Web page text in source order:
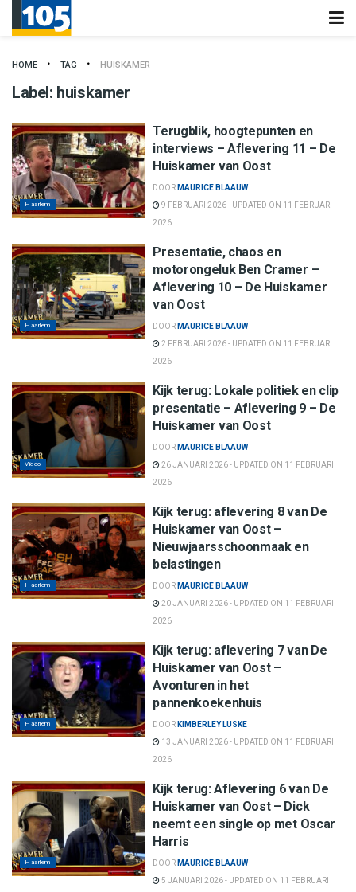
HOME TAG HUISKAMER
Label: huiskamer
Haarlem
Terugblik, hoogtepunten en
interviews – Aflevering 11 – De
Huiskamer van Oost
DOOR MAURICE BLAAUW
9 FEBRUARI 2026 - UPDATED ON 11 FEBRUARI
2026
Haarlem
Presentatie, chaos en
motorongeluk Ben Cramer –
Aflevering 10 – De Huiskamer
van Oost
DOOR MAURICE BLAAUW
2 FEBRUARI 2026 - UPDATED ON 11 FEBRUARI
2026
Video
Kijk terug: Lokale politiek en clip
presentatie – Aflevering 9 – De
Huiskamer van Oost
DOOR MAURICE BLAAUW
26 JANUARI 2026 - UPDATED ON 11 FEBRUARI
2026
Haarlem
Kijk terug: aflevering 8 van De
Huiskamer van Oost –
Nieuwjaarsschoonmaak en
belastingen
DOOR MAURICE BLAAUW
20 JANUARI 2026 - UPDATED ON 11 FEBRUARI
2026
Haarlem
Kijk terug: aflevering 7 van De
Huiskamer van Oost –
Avonturen in het
pannenkoekenhuis
DOOR KIMBERLEY LUSKE
13 JANUARI 2026 - UPDATED ON 11 FEBRUARI
2026
Haarlem
Kijk terug: Aflevering 6 van De
Huiskamer van Oost – Dick
neemt een single op met Oscar
Harris
DOOR MAURICE BLAAUW
5 JANUARI 2026 - UPDATED ON 11 FEBRUARI